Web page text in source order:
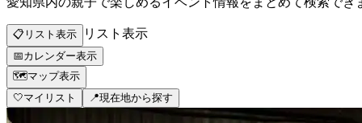
📋 リスト表示 リスト表示
📅カレンダー表示
🗺️マップ表示
🤍マイリスト 📍現在地から探す